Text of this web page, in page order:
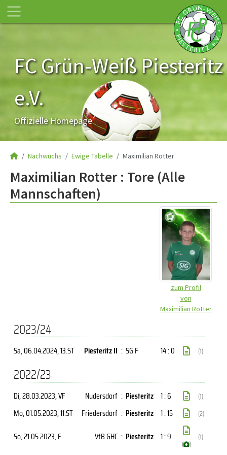
FC Grün-Weiß Piesteritz
e.V.
Offizielle Homepage
Nachwuchs Ewige Tabelle Maximilian Rotter
Maximilian Rotter : Tore (Alle
Mannschaften)
zum Profil
von
Maximilian Rotter
2023/24
Sa, 06.04.2024, 13.ST Piesteritz II : SG F 14 : 0 (1)
2022/23
Di, 28.03.2023, VF Nudersdorf : Piesteritz 1 : 6 (1)
Mo, 01.05.2023, 11.ST Friedersdorf : Piesteritz 1 : 15 (2)
So, 21.05.2023, F VfB GHC : Piesteritz 1 : 9
( )
(1)